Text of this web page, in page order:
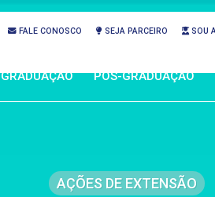
FALE CONOSCO SEJA PARCEIRO SOU
GRADUAÇÃO PÓS-GRADUAÇÃO
AÇÕES DE EXTENSÃO